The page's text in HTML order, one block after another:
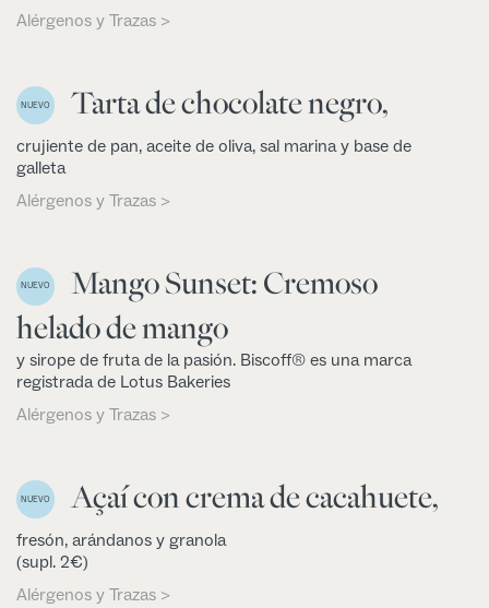
Alérgenos y Trazas >
NUEVO Tarta de chocolate negro,
crujiente de pan, aceite de oliva, sal marina y base de
galleta
Alérgenos y Trazas >
NUEVO
Mango Sunset: Cremoso
helado de mango
y sirope de fruta de la pasión. Biscoff® es una marca
registrada de Lotus Bakeries
Alérgenos y Trazas >
NUEVO Açaí con crema de cacahuete,
fresón, arándanos y granola
(supl. 2€)
Alérgenos y Trazas >